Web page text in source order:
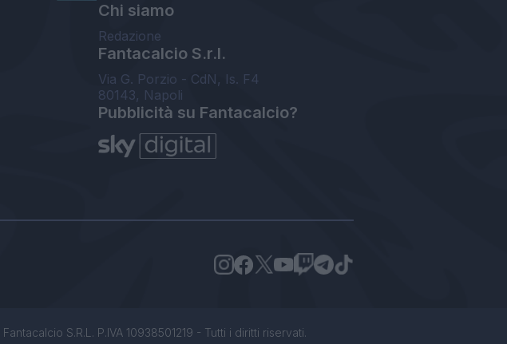
Chi siamo
Redazione
Fantacalcio S.r.l.
Via G. Porzio - CdN, Is. F4
80143, Napoli
Pubblicità su Fantacalcio?
S.R.L. P.IVA 10938501219 - Tutti i diritti riservati.